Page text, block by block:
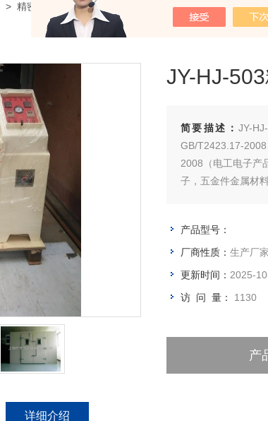
> 精密型盐雾腐蚀试验箱 > JY-HJ-503精密盐雾试验箱单价
JY-HJ-
简要描述： JY-
GB/T2423.17-
2008（电工电子产
子，五金件金属材
产品型号：
厂商性质： 生产厂家
更新时间： 2025-
访 问 量： 1130
产
详细介绍